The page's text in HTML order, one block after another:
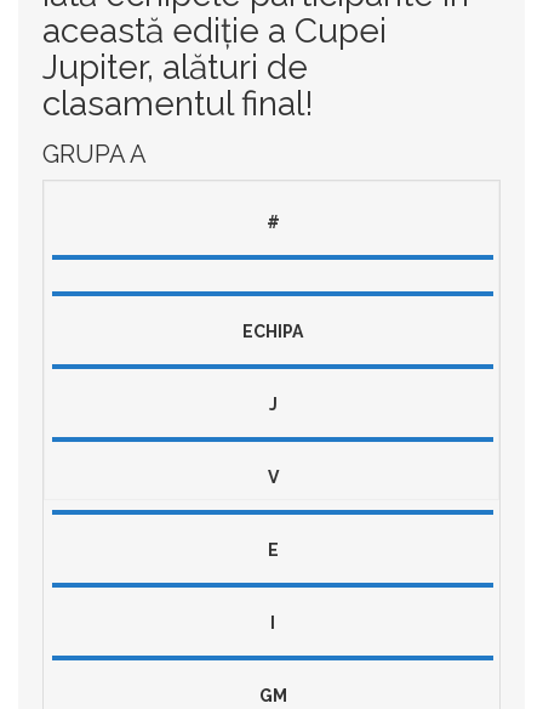
această ediție a Cupei
Jupiter, alături de
clasamentul final!
GRUPA A
#
ECHIPA
J
V
E
GM